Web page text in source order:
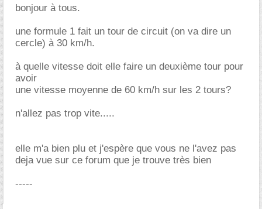
bonjour à tous.
une formule 1 fait un tour de circuit (on va dire un
cercle) à 30 km/h.
à quelle vitesse doit elle faire un deuxième tour pour
avoir
une vitesse moyenne de 60 km/h sur les 2 tours?
n'allez pas trop vite.....
elle m'a bien plu et j'espère que vous ne l'avez pas
deja vue sur ce forum que je trouve très bien
-----